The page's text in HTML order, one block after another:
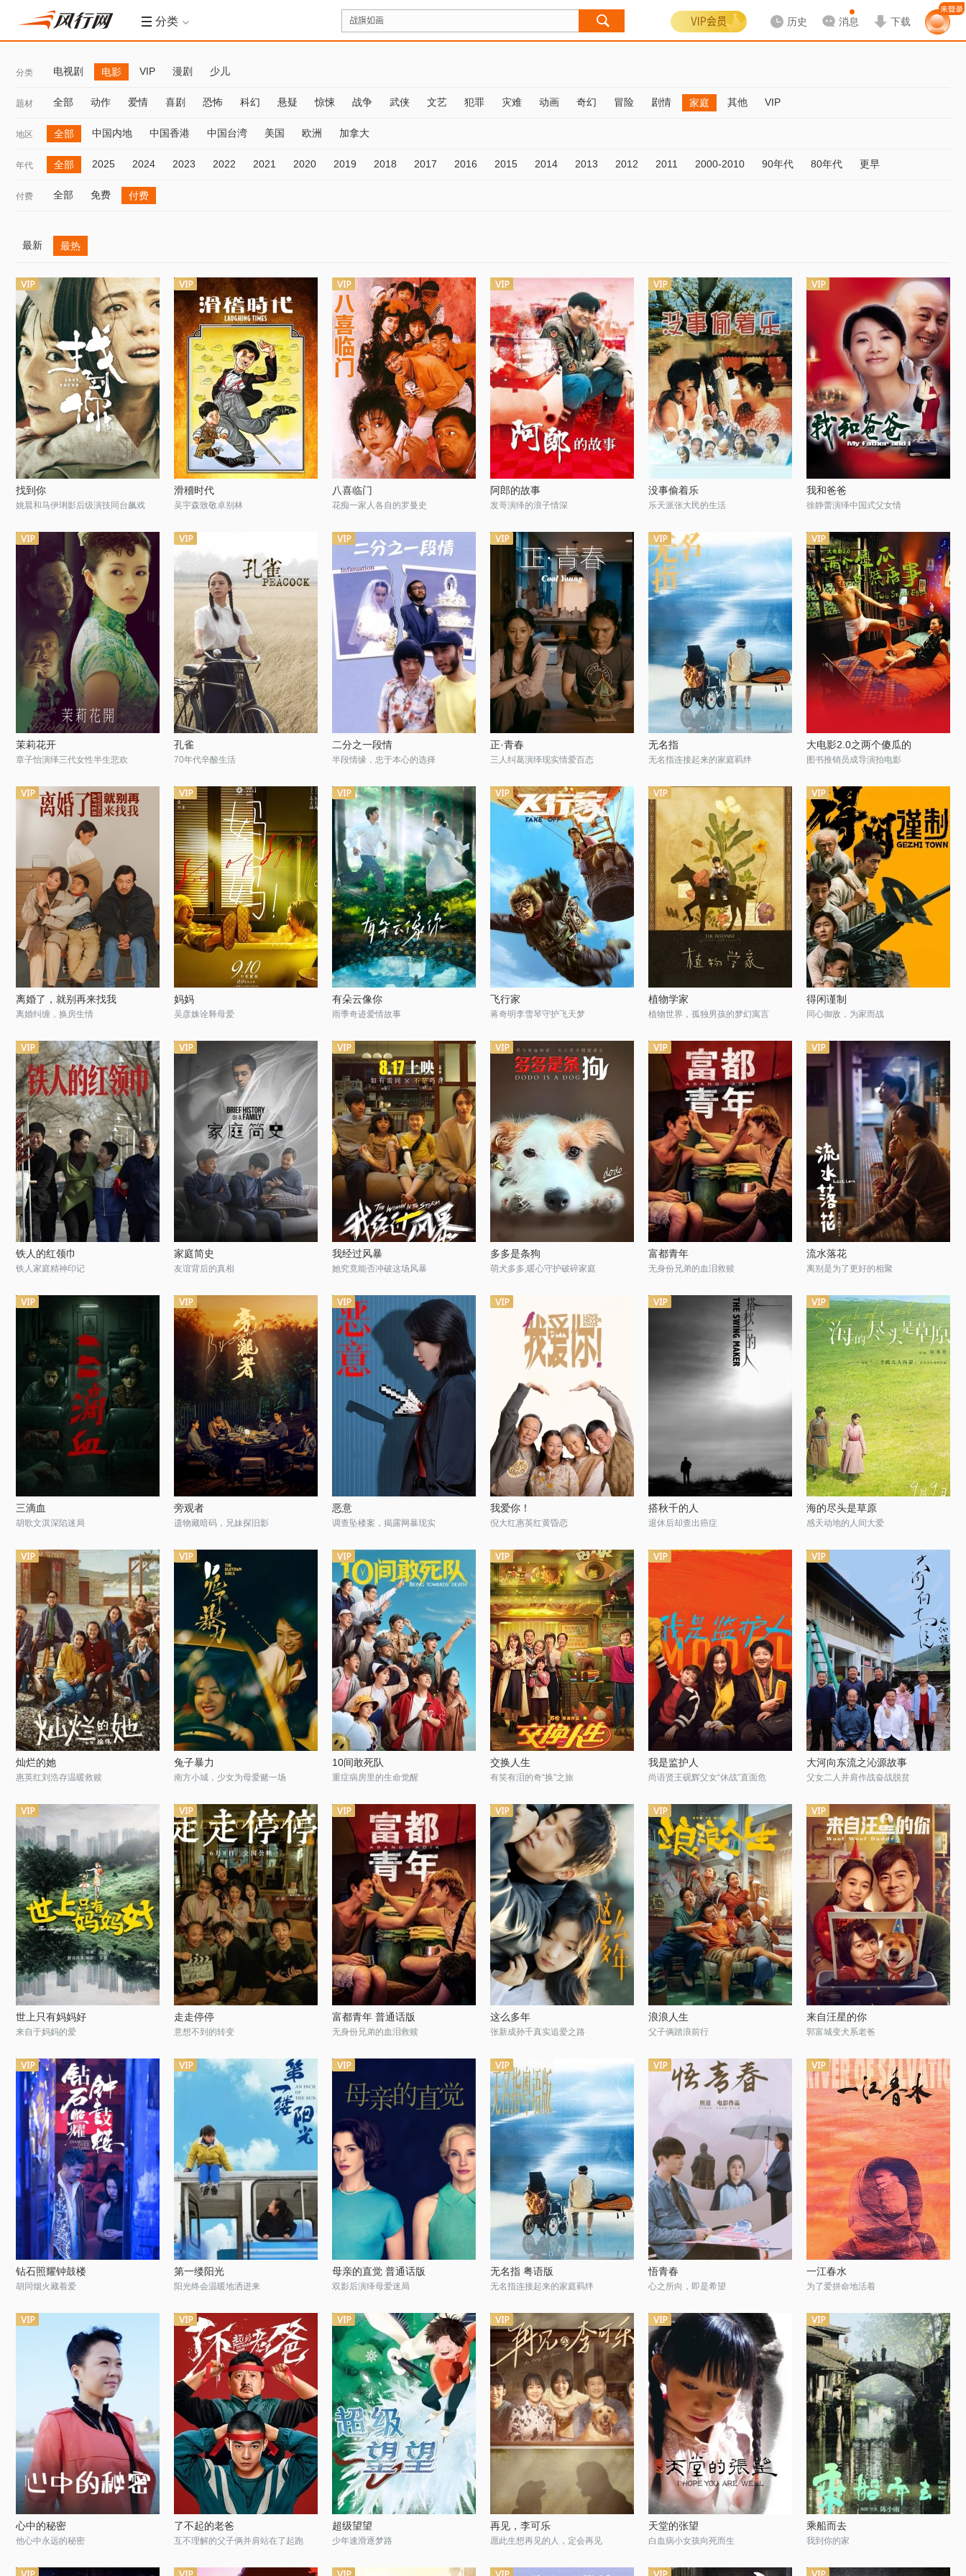
分类 历史 消息 下载
分类 电视剧 电影 VIP 漫剧 少儿
题材 全部 动作 爱情 喜剧 恐怖 科幻 悬疑 惊悚 战争 武侠 文艺 犯罪 灾难 动画 奇幻 冒险 剧情 家庭 其他 VIP
地区 全部 中国内地 中国香港 中国台湾 美国 欧洲 加拿大
年代 全部 2025 2024 2023 2022 2021 2020 2019 2018 2017 2016 2015 2014 2013 2012 2011 2000-2010 90年代 80年代 更早
付费 全部 免费 付费
最新 最热
找到你
姚晨和马伊琍影后级演技同台飙戏
滑稽时代
吴宇森致敬卓别林
八喜临门
花痴一家人各自的罗曼史
阿郎的故事
发哥演绎的浪子情深
没事偷着乐
乐天派张大民的生活
我和爸爸
徐静蕾演绎中国式父女情
茉莉花开
章子怡演绎三代女性半生悲欢
孔雀
70年代辛酸生活
二分之一段情
半段情缘，忠于本心的选择
正·青春
三人纠葛演绎现实情爱百态
无名指
无名指连接起来的家庭羁绊
大电影2.0之两个傻瓜的
图书推销员成导演拍电影
离婚了，就别再来找我
离婚纠缠，换房生情
妈妈
吴彦姝诠释母爱
有朵云像你
雨季奇迹爱情故事
飞行家
蒋奇明李雪琴守护飞天梦
植物学家
植物世界，孤独男孩的梦幻寓言
得闲谨制
同心御敌，为家而战
铁人的红领巾
铁人家庭精神印记
家庭简史
友谊背后的真相
我经过风暴
她究竟能否冲破这场风暴
多多是条狗
萌犬多多,暖心守护破碎家庭
富都青年
无身份兄弟的血泪救赎
流水落花
离别是为了更好的相聚
三滴血
胡歌文淇深陷迷局
旁观者
遗物藏暗码，兄妹探旧影
恶意
调查坠楼案，揭露网暴现实
我爱你！
倪大红惠英红黄昏恋
搭秋千的人
退休后却查出癌症
海的尽头是草原
感天动地的人间大爱
灿烂的她
惠英红刘浩存温暖救赎
兔子暴力
南方小城，少女为母爱赌一场
10间敢死队
重症病房里的生命觉醒
交换人生
有笑有泪的奇“换”之旅
我是监护人
尚语贤王砚辉父女“休战”直面危
大河向东流之沁源故事
父女二人并肩作战奋战脱贫
世上只有妈妈好
来自于妈妈的爱
走走停停
意想不到的转变
富都青年 普通话版
无身份兄弟的血泪救赎
这么多年
张新成孙千真实追爱之路
浪浪人生
父子俩踏浪前行
来自汪星的你
郭富城变犬系老爸
钻石照耀钟鼓楼
胡同烟火藏着爱
第一缕阳光
阳光终会温暖地洒进来
母亲的直觉 普通话版
双影后演绎母爱迷局
无名指 粤语版
无名指连接起来的家庭羁绊
悟青春
心之所向，即是希望
一江春水
为了爱拼命地活着
心中的秘密
他心中永远的秘密
了不起的老爸
互不理解的父子俩并肩站在了起跑
超级望望
少年速滑逐梦路
再见，李可乐
愿此生想再见的人，定会再见
天堂的张望
白血病小女孩向死而生
乘船而去
我到你的家